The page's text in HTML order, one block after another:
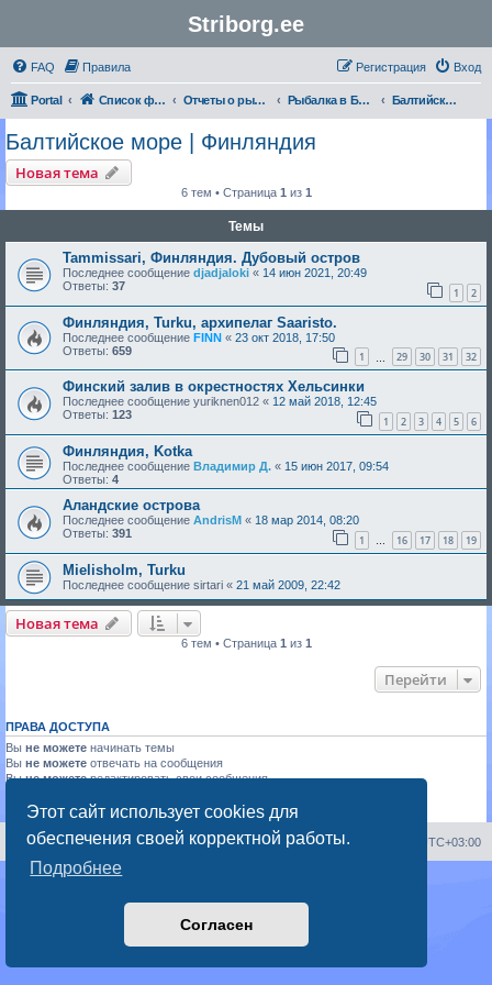
Этот сайт использует cookies для
обеспечения своей корректной работы.
Подробнее
Согласен
Striborg.ee
FAQ Правила Вход
Регистрация
Portal Список форумов Отчеты о рыбалке и не только Рыбалка в Балтийском море | Отчеты Балтийское море | Финляндия
Балтийское море | Финляндия
Новая тема
6 тем • Страница 1 из 1
Темы
Tammissari, Финляндия. Дубовый остров
Последнее сообщение djadjaloki « 14 июн 2021, 20:49
Ответы: 37 1 2
Финляндия, Turku, архипелаг Saaristo.
Последнее сообщение FINN « 23 окт 2018, 17:50
Ответы: 659 1 29 30 31 32
Финский залив в окрестностях Хельсинки
Последнее сообщение yuriknen012 « 12 май 2018, 12:45
Ответы: 123 1 2 3 4 5 6
Финляндия, Kotka
Последнее сообщение Владимир Д. « 15 июн 2017, 09:54
Ответы: 4
Аландские острова
Последнее сообщение AndrisM « 18 мар 2014, 08:20
Ответы: 391 1 … 16 17 18 19
Mielisholm, Turku
Последнее сообщение sirtari « 21 май 2009, 22:42
Новая тема
6 тем • Страница 1 из 1
Перейти
ПРАВА ДОСТУПА
Вы не можете начинать темы
Вы не можете отвечать на сообщения
Выне можетередактировать свои сообщения
не можетедобавлять вложения
Portal Список форумов Часовой пояс: UTC+03:00
Русская поддержка phpBB
Конфиденциальность